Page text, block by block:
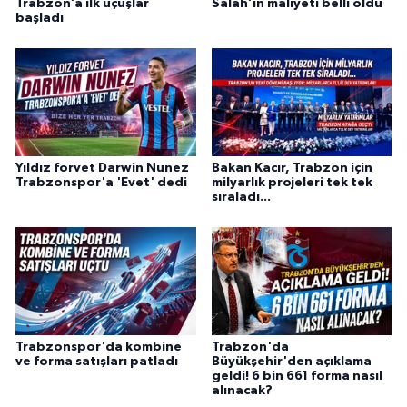
Trabzon’a ilk uçuşlar
başladı
Salah’ın maliyeti belli oldu
Yıldız forvet Darwin Nunez
Trabzonspor'a 'Evet' dedi
Bakan Kacır, Trabzon için
milyarlık projeleri tek tek
sıraladı...
Trabzonspor'da kombine
ve forma satışları patladı
Trabzon'da
Büyükşehir'den açıklama
geldi! 6 bin 661 forma nasıl
alınacak?